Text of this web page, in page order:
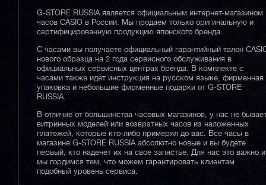
G-STORE RUSSIA является официальным интернет-магазином
часов CASIO в России. Мы продаем только оригинальную и
сертифицированную продукцию японского бренда.
С часами вы получаете официальный гарантийный талон
нового образца на 2 года сервисного обслуживания в
официальных сервисных центрах бренда. В комплекте с
часами также идет инструкция на русском языке, фирменная
упаковка и небольшие фирменные подарки от G-STORE
RUSSIA.
В отличие от большинства часовых магазинов, у нас не
витринных моделей или возвратных часов из наложенных
платежей, которые кто-либо примерял до вас. Все часы в
магазине G-STORE RUSSIA абсолютно новые и вы будете
первый, кто наденет их на свое запястье. Для нас это важно и
мы гордимся тем, что можем гарантировать клиентам
подобный уровень сервиса.